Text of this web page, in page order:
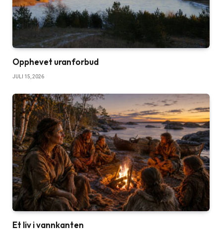
Opphevet uranforbud
JULI 15, 2026
Et liv i vannkanten